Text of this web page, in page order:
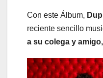
Con este Álbum,
reciente sencillo
a su colega y